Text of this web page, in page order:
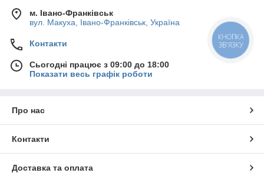
м. Івано-Франківськ
вул. Макуха, Івано-Франківськ, Україна
Контакти
Сьогодні працює з 09:00 до 18:00
Показати весь графік роботи
Про нас
Контакти
Доставка та оплата
КНОПКА
ЗВ'ЯЗКУ